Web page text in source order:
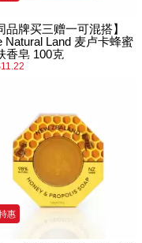
品牌买三赠一可混搭】
Natural Land 麦卢卡蜂蜜
香皂 100克
惠